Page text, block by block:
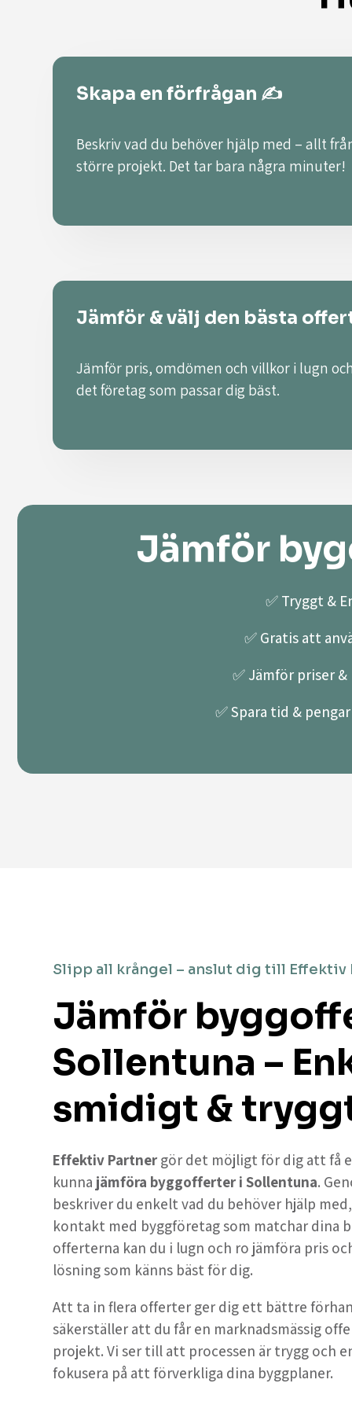
Skapa en förfrågan ✍️
Beskriv vad du behöver hjälp med – allt
större projekt. Det tar bara några minuter!
Jämför & välj den bästa
Jämför pris, omdömen och villkor i lugn
det företag som passar dig bäst.
Jämför
✅ Tryggt &
✅ Gratis att
✅ Jämför priser
✅ Spara tid &
Slipp all krångel – anslut dig till Effektiv
Jämför
Sollentuna –
smidigt &
Effektiv Partner gör det möjligt för dig att få
kunna jämföra byggofferter i Sollentuna.
beskriver du enkelt vad du behöver hjälp
kontakt med byggföretag som matchar dina
offerterna kan du i lugn och ro jämföra pris
lösning som känns bäst för dig.
Att ta in flera offerter ger dig ett bättre
säkerställer att du får en marknadsmässig
projekt. Vi ser till att processen är trygg och
fokusera på att förverkliga dina byggplaner.